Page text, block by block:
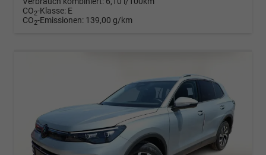
CO2-Klasse: E
CO2-Emissionen: 139,00 g/km